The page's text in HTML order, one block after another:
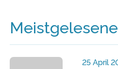
25 April